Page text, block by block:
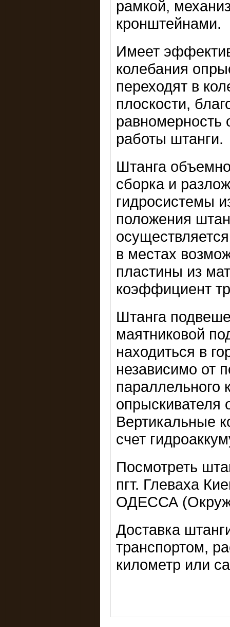
рамкой,
кронштейнами.
Имеет
колебания
переходят в
плоскости,
равномерность
работы штанги.
Штанга
сборка и
гидросистемы
положения
в местах
пластины из
коэффициент
Штанга
маятниковой
находиться в
независимо от
параллельного
опрыскивателя
Вертикальные
счет
Посмотреть
пгт. Глеваха
ОДЕССА
Доставка
транспортом,
километр или